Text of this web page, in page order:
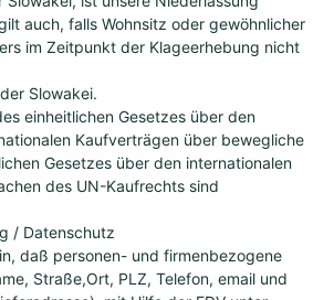
auch, falls Wohnsitz oder gewöhnlicher
im Zeitpunkt der Klageerhebung nicht
Slowakei.
einheitlichen Gesetzes über den
Kaufverträgen über bewegliche
Gesetzes über den internationalen
des UN-Kaufrechts sind
/ Datenschutz
daß personen- und firmenbezogene
Straße,Ort, PLZ, Telefon, email und